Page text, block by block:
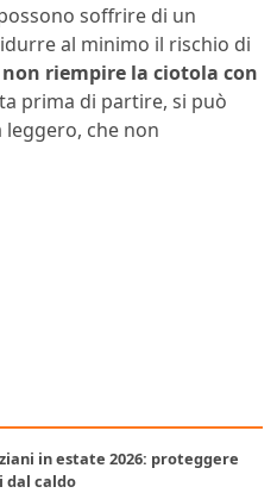
soffrire di un
al minimo il rischio di
riempire la ciotola con
prima di partire, si può
che non
in estate 2026: proteggere
dal caldo